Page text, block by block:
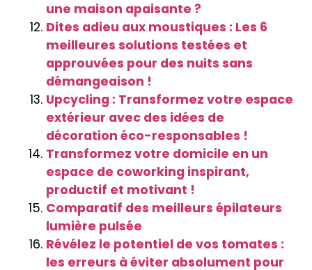
une maison apaisante ?
Dites adieu aux moustiques : Les 6
meilleures solutions testées et
approuvées pour des nuits sans
démangeaison !
Upcycling : Transformez votre espace
extérieur avec des idées de
décoration éco-responsables !
Transformez votre domicile en un
espace de coworking inspirant,
productif et motivant !
Comparatif des meilleurs épilateurs
lumière pulsée
Révélez le potentiel de vos tomates :
les erreurs à éviter absolument pour